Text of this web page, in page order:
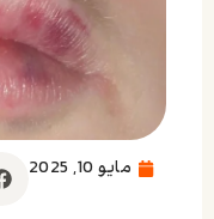
مايو 10, 2025